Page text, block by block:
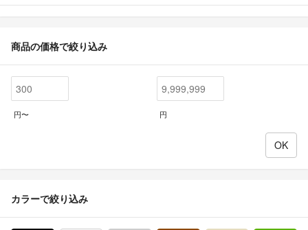
商品の価格で絞り込み
円〜 円
カラーで絞り込み